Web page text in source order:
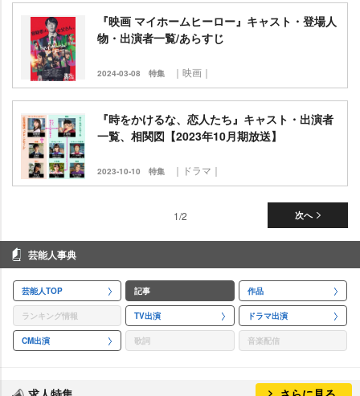
『映画 マイホームヒーロー』キャスト・登場人
物・出演者一覧/あらすじ
2024-03-08 特集 ｜映画｜
『時をかけるな、恋人たち』キャスト・出演者
一覧、相関図【2023年10月期放送】
2023-10-10 特集 ｜ドラマ｜
次へ
1/2
芸能人事典
芸能人TOP 記事 作品
ランキング情報 TV出演 ドラマ出演
CM出演 歌詞 音楽配信